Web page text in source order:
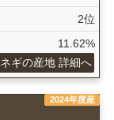
2位
11.62%
ネギの産地 詳細へ
2024年度産